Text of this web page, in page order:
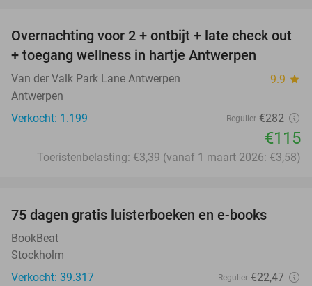
59%
Overnachting voor 2 + ontbijt + late check out
+ toegang wellness in hartje Antwerpen
Van der Valk Park Lane Antwerpen 9.9 star
Antwerpen
Verkocht: 1.199
Regulier €282
€115
Toeristenbelasting: €3,39 (vanaf 1 maart 2026: €3,58)
75 dagen gratis luisterboeken en e-books
BookBeat
Stockholm
Verkocht: 39.317
Regulier €22,47